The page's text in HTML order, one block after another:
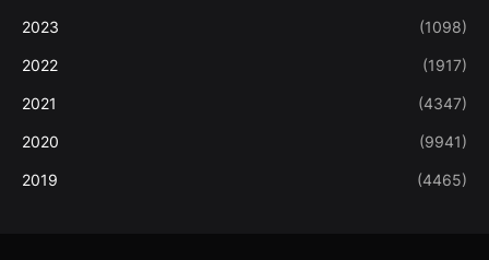
2023 (1098)
2022 (1917)
2021 (4347)
2020 (9941)
2019 (4465)